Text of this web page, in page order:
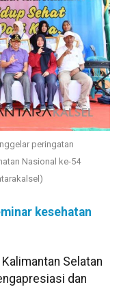
peringatan
Nasional ke-54
kesehatan
Selatan
dan